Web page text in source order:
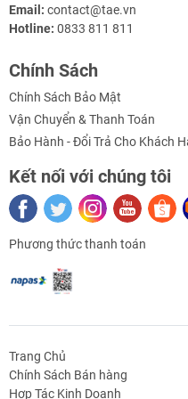
nhau
chép dữ liệu trên các loại chip
Tags
#spi #programmemr
Email: contact@tae.vn
Hotline: 0833 811 811
Chính Sách
Chính Sách Bảo Mật
Vận Chuyển & Thanh Toán
Bảo Hành - Đổi Trả Cho Khách
Kết nối với chúng tôi
Phương thức thanh toán
Trang Chủ
Chính Sách Bán hàng
Hợp Tác Kinh Doanh